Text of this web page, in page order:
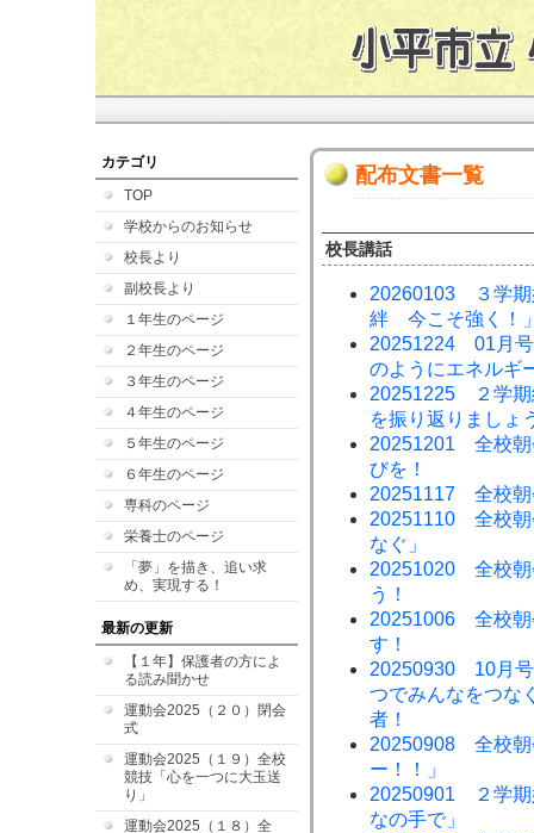
カテゴリ
TOP
学校からのお知らせ
校長より
副校長より
１年生のページ
２年生のページ
３年生のページ
４年生のページ
５年生のページ
６年生のページ
専科のページ
栄養士のページ
「夢」を描き、追い求
め、実現する！
最新の更新
【１年】保護者の方によ
る読み聞かせ
運動会2025（２０）閉会
式
運動会2025（１９）全校
競技「心を一つに大玉送
り」
運動会2025（１８）全
配布文書一覧
校長講話
20260103 ３学期
絆 今こそ強く！
20251224 01月
のようにエネルギ
20251225 ２学
を振り返りましょ
20251201 全校
びを！
20251117 全校
20251110 全校
なぐ」
20251020 全校
う！
20251006 全校
す！
20250930 10月
つでみんなをつな
者！
20250908 全校朝
ー！！」
20250901 ２学
なの手で」